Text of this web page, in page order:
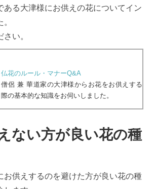
る大津様にお供えの花についてイン
い。
仏花のルール・マナーQ&A
僧侶 兼 華道家の大津様からお花をお供えする
際の基本的な知識をお伺いしました。
ない方が良い花の種
お供えするのを避けた方が良い花の種